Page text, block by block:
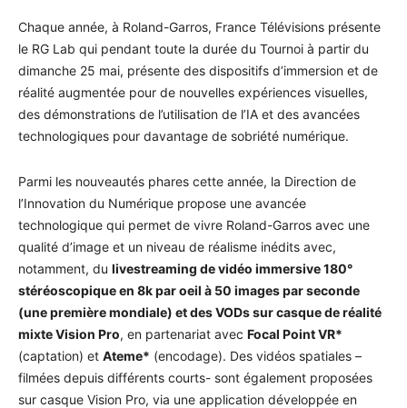
Chaque année, à Roland-Garros, France Télévisions présente
le RG Lab qui pendant toute la durée du Tournoi à partir du
dimanche 25 mai, présente des dispositifs d’immersion et de
réalité augmentée pour de nouvelles expériences visuelles,
des démonstrations de l’utilisation de l’IA et des avancées
technologiques pour davantage de sobriété numérique.
Parmi les nouveautés phares cette année, la Direction de
l’Innovation du Numérique propose une avancée
technologique qui permet de vivre Roland-Garros avec une
qualité d’image et un niveau de réalisme inédits avec,
notamment, du livestreaming de vidéo immersive 180°
stéréoscopique en 8k par oeil à 50 images par seconde
(une première mondiale) et des VODs sur casque de réalité
mixte Vision Pro, en partenariat avec Focal Point VR*
(captation) et Ateme* (encodage). Des vidéos spatiales –
filmées depuis différents courts- sont également proposées
sur casque Vision Pro, via une application développée en